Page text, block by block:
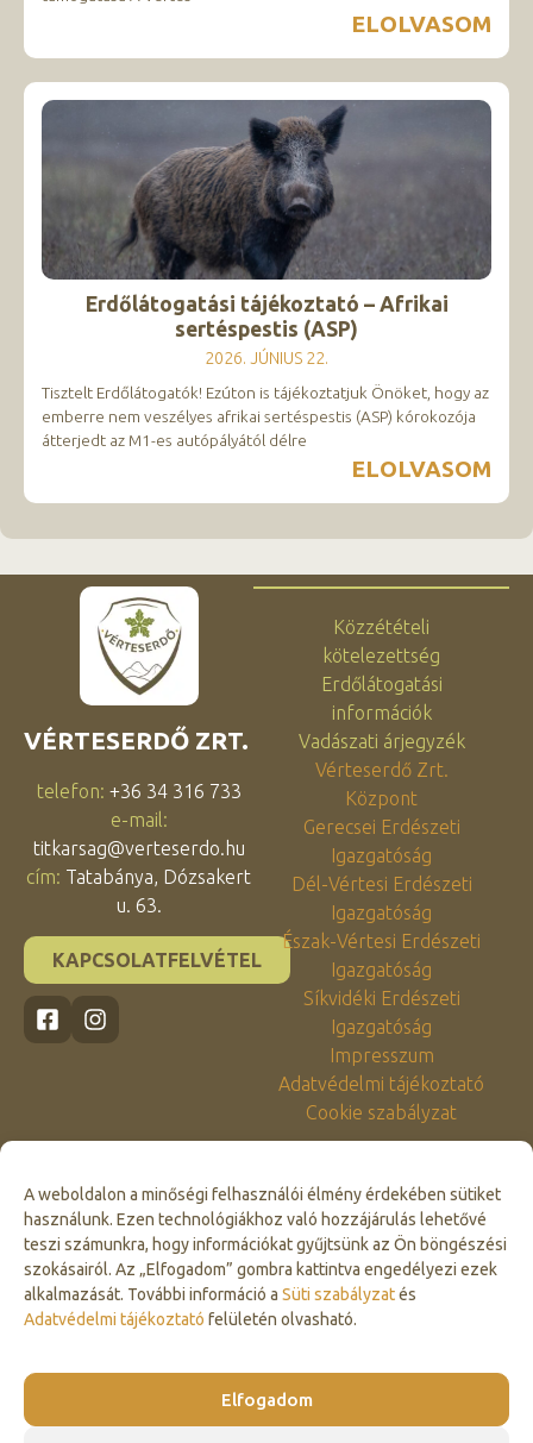
A weboldalon a minőségi felhasználói élmény érdekében sütiket
használunk. Ezen technológiákhoz való hozzájárulás lehetővé
teszi számunkra, hogy információkat gyűjtsünk az Ön böngészési
szokásairól. Az „Elfogadom” gombra kattintva engedélyezi ezek
alkalmazását. További információ a Süti szabályzatés
Adatvédelmi tájékoztató felületén olvasható.
Elfogadom
ELOLVASOM
Erdőlátogatási tájékoztató – Afrikai
sertéspestis (ASP)
2026. JÚNIUS 22.
Tisztelt Erdőlátogatók! Ezúton is tájékoztatjuk Önöket, hogy az
emberre nem veszélyes afrikai sertéspestis (ASP) kórokozója
átterjedt az M1-es autópályától délre
ELOLVASOM
Click to accept marketing cookies and
VÉRTESERDŐ ZRT.
telefon: +36 34 316 733
e-mail:
titkarsag@verteserdo.hu
cím: Tatabánya, Dózsakert
u. 63.
KAPCSOLATFELVÉTEL
Közzétételi
kötelezettség
Erdőlátogatási
információk
Vadászati árjegyzék
Vérteserdő Zrt.
Központ
Gerecsei Erdészeti
Igazgatóság
Dél-Vértesi Erdészeti
Igazgatóság
Észak-Vértesi Erdészeti
Igazgatóság
Síkvidéki Erdészeti
Igazgatóság
Impresszum
Adatvédelmi tájékoztató
Cookie szabályzat